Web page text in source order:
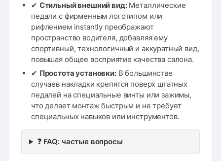
✔ Стильный внешний вид:Металлические
педали с фирменным логотипом или
рифлением instantly преображают
пространство водителя, добавляя ему
спортивный, технологичный и аккуратный вид,
повышая общее восприятие качества салона.
✔ Простота установки:В большинстве
случаев накладки крепятся поверх штатных
педалей на специальные винты или зажимы,
что делает монтаж быстрым и не требует
специальных навыков или инструментов.
❓ FAQ: частые вопросы